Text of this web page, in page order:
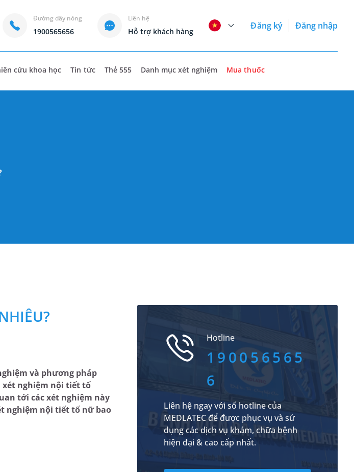
Đường dây nóng
1900565656
Liên hệ
Hỗ trợ khách hàng
Đăng ký Đăng nhập
cứu khoa học Tin tức Thẻ 555 Danh mục xét nghiệm Mua thuốc
và phương pháp
xét nghiệm nội tiết tố
tới các xét nghiệm này
nghiệm nội tiết tố nữ bao
Hotline
190056565
6
Liên hệ ngay với số hotline của
MEDLATEC để được phục vụ và sử
dụng các dịch vụ khám, chữa bệnh
hiện đại & cao cấp nhất.